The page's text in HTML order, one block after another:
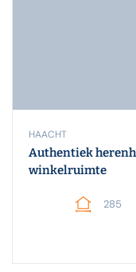
HAACHT
Authentiek
winkelruimte
285